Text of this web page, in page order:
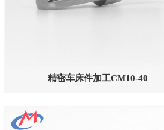
精密车床件加工CM10-40